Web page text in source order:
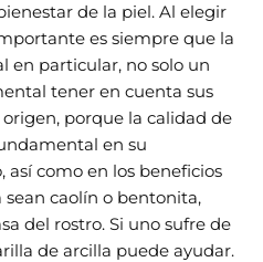
de la piel. Al elegir
es siempre que la
en particular, no solo un
tener en cuenta sus
porque la calidad de
en su
como en los beneficios
sean caolín o bentonita,
del rostro. Si uno sufre de
de arcilla puede ayudar.